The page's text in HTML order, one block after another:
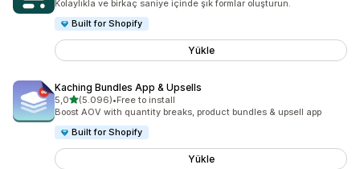
Kolaylıkla ve birkaç saniye içinde şık formlar oluşturun.
Built for Shopify
Yükle
Kaching Bundles App & Upsells
5,05 yıldız üzerinden
(5.096)
toplam 5096 değerlendirme
•Free to install
Boost AOV with quantity breaks, product bundles & upsell app
Built for Shopify
Yükle